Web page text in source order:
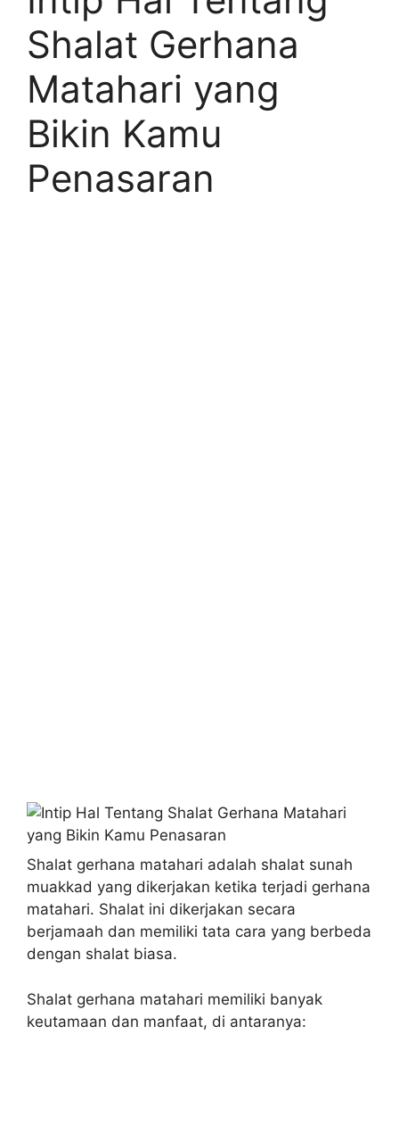
Shalat Gerhana
Matahari yang
Bikin Kamu
Penasaran
Shalat gerhana matahari adalah shalat sunah
muakkad yang dikerjakan ketika terjadi gerhana
matahari. Shalat ini dikerjakan secara
berjamaah dan memiliki tata cara yang berbeda
dengan shalat biasa.
Shalat gerhana matahari memiliki banyak
keutamaan dan manfaat, di antaranya: